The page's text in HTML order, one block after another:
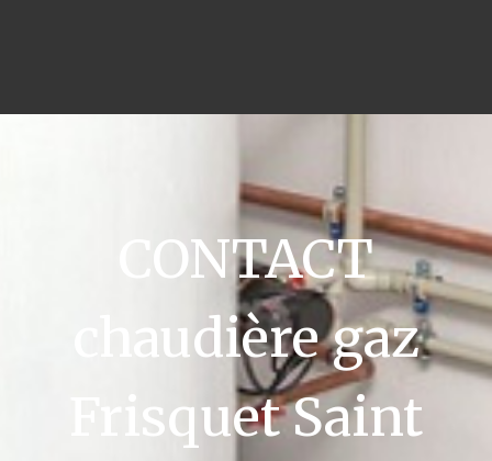
CONTACT
chaudière gaz
Frisquet Saint